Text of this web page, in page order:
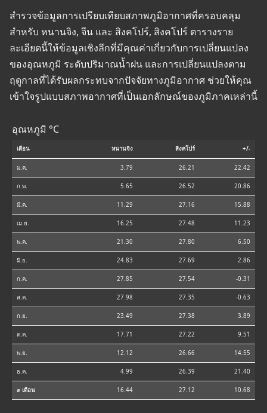
สำรวจข้อมูลการเปรียบเทียบสภาพภูมิอากาศที่ครอบคลุม
สำหรับ หนานจิง, จีน และ สิงคโปร์, สิงคโปร์ ตารางราย
ละเอียดนี้ให้ข้อมูลเชิงลึกที่มีคุณค่าเกี่ยวกับการเปลี่ยนแปลง
ของอุณหภูมิ ระดับปริมาณน้ำฝน และการเปลี่ยนแปลงตาม
ฤดูกาลที่ได้รับผลกระทบจากปัจจัยทางภูมิอากาศ ช่วยให้คุณ
เข้าใจรูปแบบสภาพอากาศที่เป็นเอกลักษณ์ของภูมิภาคเหล่านี้
อุณหภูมิ °C
เดือน หนานจิง สิงคโปร์ +/-
ม.ค. 3.79 26.21 22.42
ก.พ. 5.65 26.52 20.86
มี.ค. 11.29 27.16 15.88
เม.ย. 16.25 27.48 11.23
พ.ค. 21.30 27.80 6.50
มิ.ย. 24.83 27.69 2.86
ก.ค. 27.85 27.54 -0.31
ส.ค. 27.98 27.35 -0.63
ก.ย. 23.49 27.38 3.89
ต.ค. 17.71 27.22 9.51
พ.ย. 12.12 26.66 14.55
ธ.ค. 4.99 26.39 21.40
⌀ เดือน 16.44 27.12 10.68